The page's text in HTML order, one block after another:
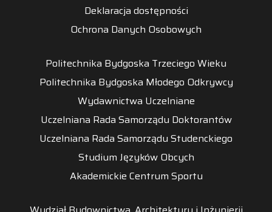
Deklaracja dostępności
Ochrona Danych Osobowych
Politechnika Bydgoska Trzeciego Wieku
Politechnika Bydgoska Młodego Odkrywcy
Wydawnictwa Uczelniane
Uczelniana Rada Samorządu Doktorantów
Uczelniana Rada Samorządu Studenckiego
Studium Języków Obcych
Akademickie Centrum Sportu